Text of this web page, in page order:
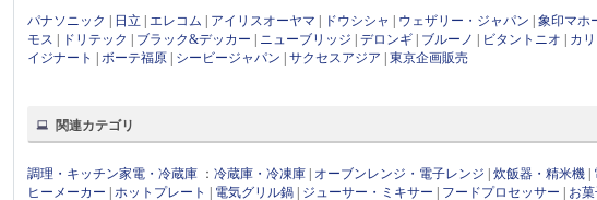
パナソニック 日立 エレコム アイリスオーヤマ ドウシシャ ウェザリー・ジャパン |象印マホ
モス
ドリテック ブラック&デッカー ニューブリッジ |デロンギ ブルーノ ビタントニオ カ
イジナート
|ボーテ福原 シービージャパン |サクセスアジア |東京企画販売
関連カテゴリ
調理・キッチン家電・冷蔵庫 ：冷蔵庫・冷凍庫 オーブンレンジ・電子レンジ |炊飯器・精米機
ヒーメーカー |ホットプレート 電気グリル鍋 ジューサー・ミキサー フードプロセッサー お